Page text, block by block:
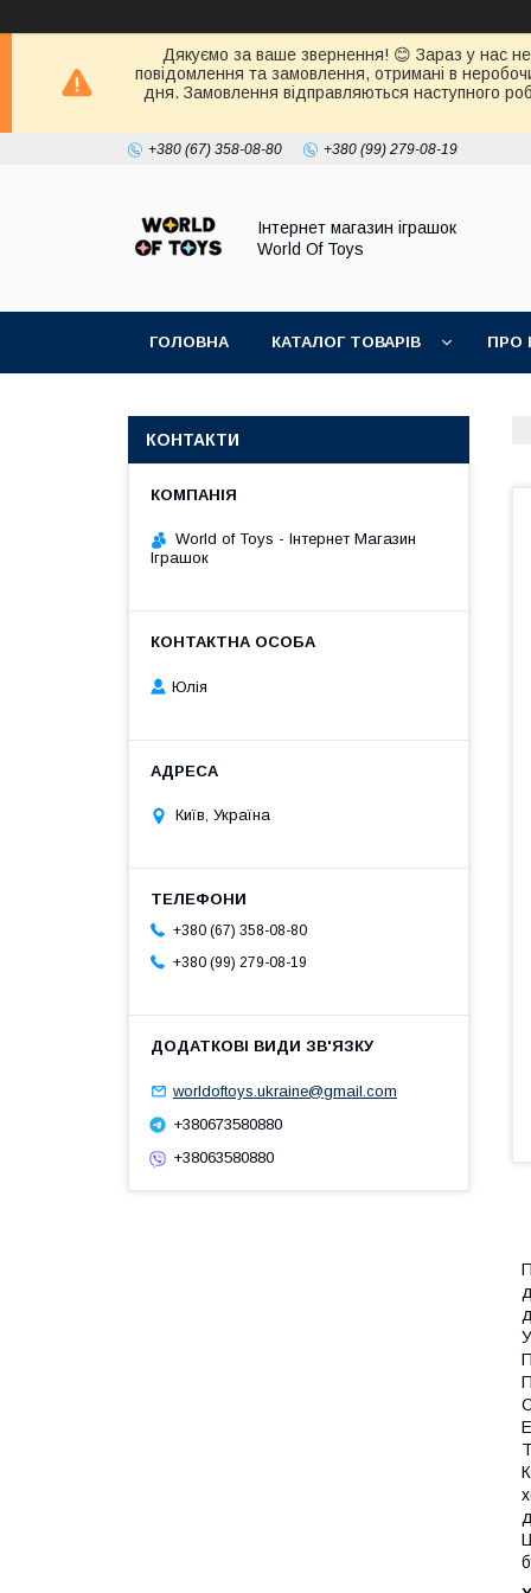
Дякуємо за ваше звернення! 😊 Зараз у нас
повідомлення та замовлення, отримані в
дня. Замовлення відправляються наступного
+380 (67) 358-08-80 +380 (99) 279-08-19
Інтернет магазин іграшок
World Of Toys
ГОЛОВНА КАТАЛОГ ТОВАРІВ ПРО
КОНТАКТИ
World of Toys - Інтернет Магазин
Іграшок
Юлія
Київ, Україна
+380 (67) 358-08-80
+380 (99) 279-08-19
worldoftoys.ukraine@gmail.com
+380673580880
+38063580880